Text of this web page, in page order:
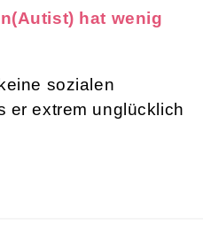
hat wenig
sozialen
er extrem unglücklich